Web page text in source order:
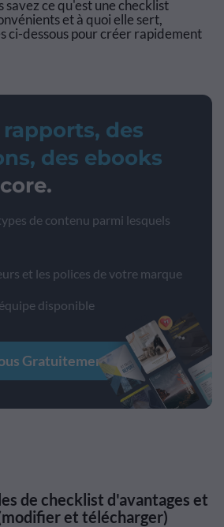
ce qu'est une checklist
et à quoi elle sert,
ci-dessous pour créer rapidement
rapports, des
des ebooks
de contenu parmi lesquels
et les polices de votre marque
disponible
Gratuitement
de checklist d'avantages et
et télécharger)